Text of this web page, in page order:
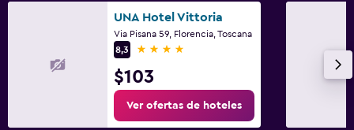
UNA Hotel Vittoria
Via Pisana 59, Florencia, Toscana
8,3
4 estrellas
$103
Ver ofertas de hoteles